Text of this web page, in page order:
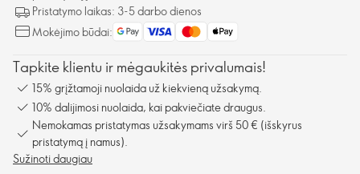
Pristatymo laikas: 3-5 darbo dienos
Mokėjimo būdai:
Tapkite klientu ir mėgaukitės privalumais!
15% grįžtamoji nuolaida už kiekvieną užsakymą.
10% dalijimosi nuolaida, kai pakviečiate draugus.
Nemokamas pristatymas užsakymams virš 50 € (išskyrus
pristatymą į namus).
Sužinoti daugiau